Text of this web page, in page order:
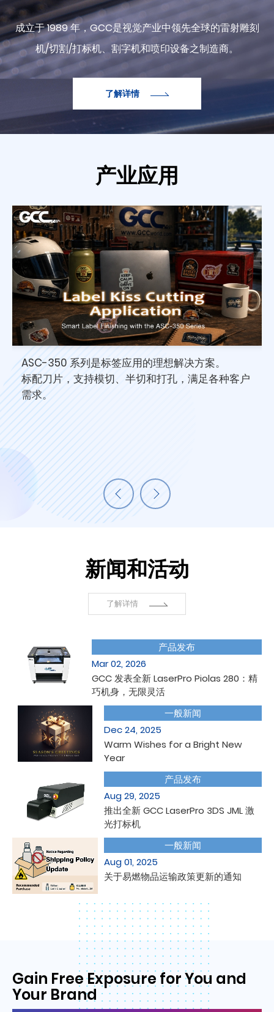
成立于 1989 年，GCC是视觉产业中领先全球的雷射雕刻
机/切割/打标机、割字机和喷印设备之制造商。
了解详情
产业应用
ASC-350 系列是标签应用的理想解决方案。
标配刀片，支持模切、半切和打孔，满足各种客户
需求。
新闻和活动
了解详情
产品发布
Mar 02, 2026
GCC 发表全新 LaserPro Piolas 280：精
巧机身，无限灵活
一般新闻
Dec 24, 2025
Warm Wishes for a Bright New
Year
产品发布
Aug 29, 2025
推出全新 GCC LaserPro 3DS JML 激
光打标机
一般新闻
Aug 01, 2025
关于易燃物品运输政策更新的通知
GCC SUPPORT
Gain Free Exposure for You and
Your Brand